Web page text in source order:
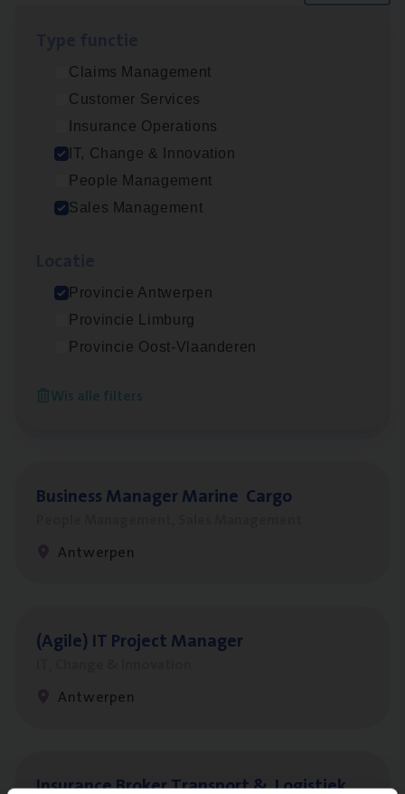
Claims Management
Customer Services
Insurance Operations
IT, Change & Innovation
People Management
Sales Management
Provincie Antwerpen
Provincie Limburg
Provincie Oost-Vlaanderen
Wis alle filters
Test Ana­lyst
IT, Change & Innovation
Antwerpen
Insu­ran­ce Bro­kerKMO
Cor­po­ra­te Insu­ran­ce Bro­ker Property
Antwerpen
Busi­ness Mana­ger Mari­ne Cargo
Antwerpen
(Agi­le) ITPro­ject Manager
Antwerpen
Insu­ran­ce Bro­ker Trans­port&Logistiek